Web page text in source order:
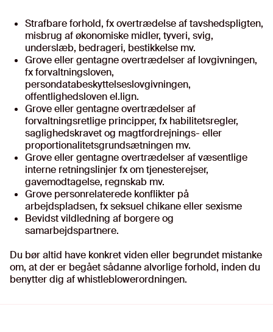
Strafbare forhold, fx overtrædelse af tavshedspligten,
misbrug af økonomiske midler, tyveri, svig,
underslæb, bedrageri, bestikkelse mv.
Grove eller gentagne overtrædelser af lovgivningen,
fx forvaltningsloven,
persondatabeskyttelseslovgivningen,
offentlighedsloven el.lign.
Grove eller gentagne overtrædelser af
forvaltningsretlige principper, fx habilitetsregler,
saglighedskravet og magtfordrejnings- eller
proportionalitetsgrundsætningen mv.
Grove eller gentagne overtrædelser af væsentlige
interne retningslinjer fx om tjenesterejser,
gavemodtagelse, regnskab mv.
Grove personrelaterede konflikter på
arbejdspladsen, fx seksuel chikane eller sexisme
Bevidst vildledning af borgere og
samarbejdspartnere.
Du bør altid have konkret viden eller begrundet mistanke
om, at der er begået sådanne alvorlige forhold, inden du
benytter dig af whistleblowerordningen.